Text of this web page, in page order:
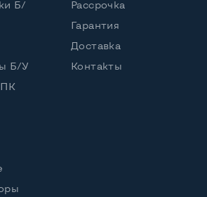
Display portНет
дисплея
Б/
Б/У
Рассрочка
Гарантия
Доставка
Контакты